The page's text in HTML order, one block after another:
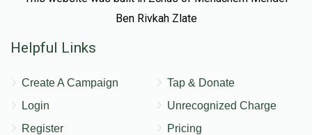
Ben Rivkah Zlate
Helpful Links
Create A Campaign
Login
Register
Tap & Donate
Unrecognized Charge
Pricing